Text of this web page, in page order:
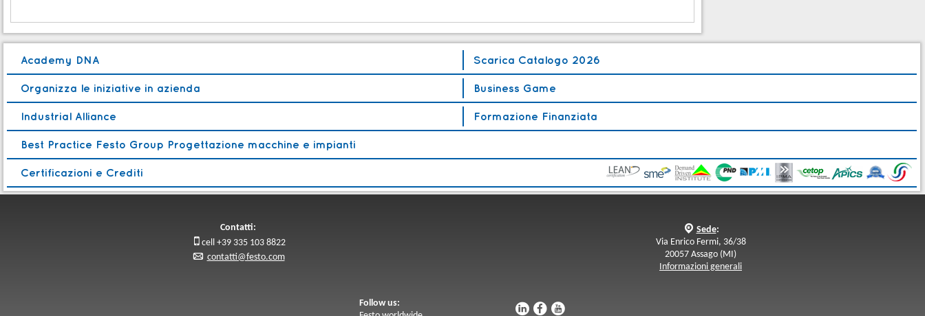
Academy DNA Scarica Catalogo 2026
Organizza le iniziative in azienda Business Game
Industrial Alliance Formazione Finanziata
Best Practice Festo Group Progettazione macchine e impianti
Certificazioni e Crediti
Contatti:
 cell +39 335 103 8822
p contatti@festo.com
q Sede:
Via Enrico Fermi, 36/38
20057 Assago (MI)
Informazioni generali
Follow us: u s v